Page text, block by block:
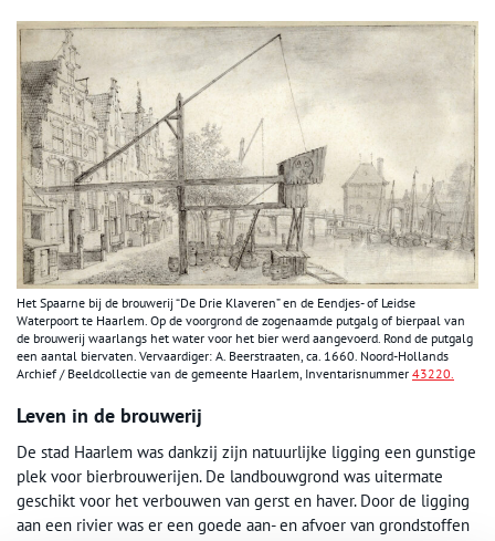
Het Spaarne bij de brouwerij “De Drie Klaveren” en de Eendjes- of Leidse
Waterpoort te Haarlem. Op de voorgrond de zogenaamde putgalg of bierpaal van
de brouwerij waarlangs het water voor het bier werd aangevoerd. Rond de putgalg
een aantal biervaten. Vervaardiger: A. Beerstraaten, ca. 1660. Noord-Hollands
Archief / Beeldcollectie van de gemeente Haarlem, Inventarisnummer 43220.
Leven in de brouwerij
De stad Haarlem was dankzij zijn natuurlijke ligging een gunstige
plek voor bierbrouwerijen. De landbouwgrond was uitermate
geschikt voor het verbouwen van gerst en haver. Door de ligging
aan een rivier was er een goede aan- en afvoer van grondstoffen